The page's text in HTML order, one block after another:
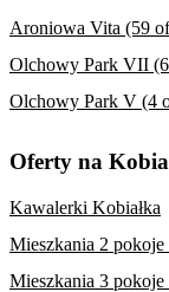
Aroniowa Vita (59
Olchowy Park VII
Olchowy Park V (4
Oferty na
Kawalerki Kobiałka
Mieszkania 2 pokoje
Mieszkania 3 pokoje